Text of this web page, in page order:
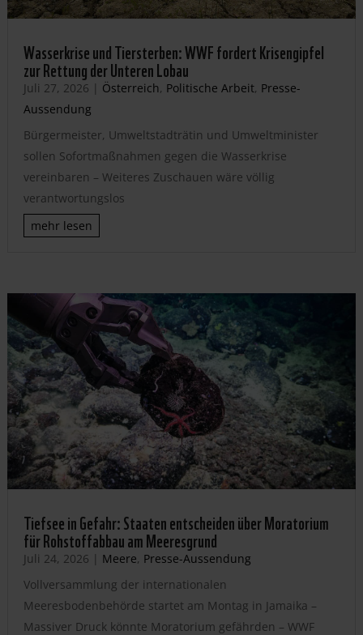
Wasserkrise und Tiersterben: WWF fordert Krisengipfel
zur Rettung der Unteren Lobau
Juli 27, 2026 | Österreich, Politische Arbeit, Presse-
Aussendung
Bürgermeister, Umweltstadträtin und Umweltminister
sollen Sofortmaßnahmen gegen die Wasserkrise
vereinbaren – Weiteres Zuschauen wäre völlig
verantwortungslos
mehr lesen
Tiefsee in Gefahr: Staaten entscheiden über Moratorium
für Rohstoffabbau am Meeresgrund
Juli 24, 2026 | Meere, Presse-Aussendung
Vollversammlung der internationalen
Meeresbodenbehörde startet am Montag in Jamaika –
Massiver Druck könnte Moratorium gefährden – WWF